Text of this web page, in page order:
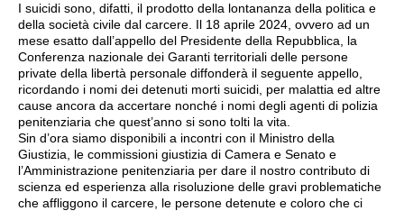
I suicidi sono, difatti, il prodotto della lontananza della politica e
della società civile dal carcere. Il 18 aprile 2024, ovvero ad un
mese esatto dall’appello del Presidente della Repubblica, la
Conferenza nazionale dei Garanti territoriali delle persone
private della libertà personale diffonderà il seguente appello,
ricordando i nomi dei detenuti morti suicidi, per malattia ed altre
cause ancora da accertare nonché i nomi degli agenti di polizia
penitenziaria che quest’anno si sono tolti la vita.
Sin d’ora siamo disponibili a incontri con il Ministro della
Giustizia, le commissioni giustizia di Camera e Senato e
l’Amministrazione penitenziaria per dare il nostro contributo di
scienza ed esperienza alla risoluzione delle gravi problematiche
che affliggono il carcere, le persone detenute e coloro che ci